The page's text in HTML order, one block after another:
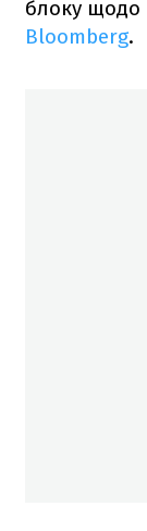
блоку щодо
Bloomberg.